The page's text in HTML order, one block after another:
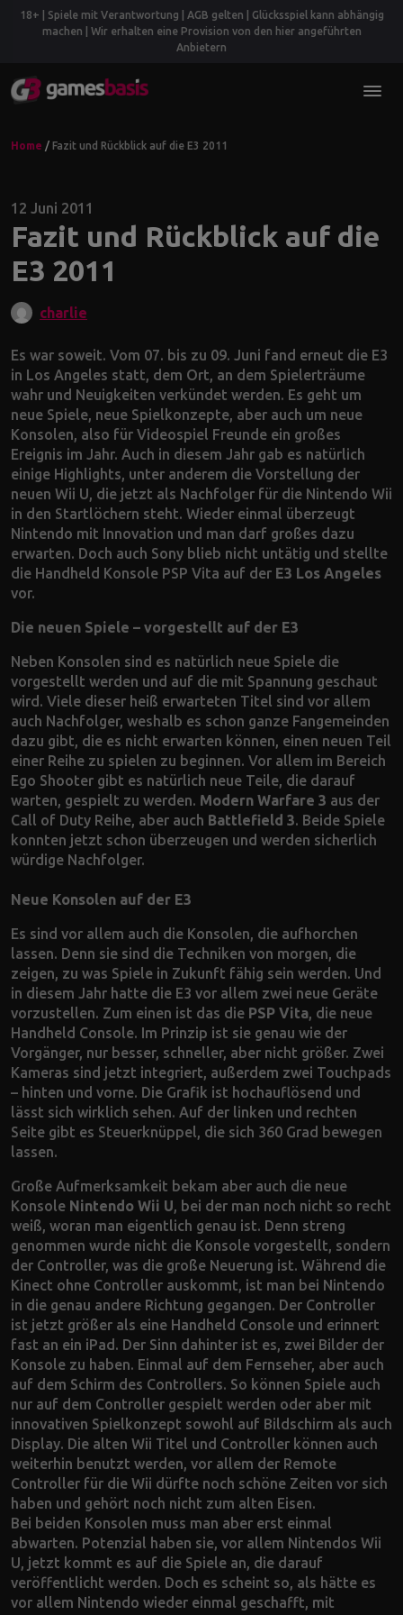
18+ | Spiele mit Verantwortung | AGB gelten | Glücksspiel kann abhängig
machen | Wir erhalten eine Provision von den hier angeführten
Anbietern
Home / Fazit und Rückblick auf die E3 2011
12 Juni 2011
Fazit und Rückblick auf die
E3 2011
charlie
Es war soweit. Vom 07. bis zu 09. Juni fand erneut die E3
in Los Angeles statt, dem Ort, an dem Spielerträume
wahr und Neuigkeiten verkündet werden. Es geht um
neue Spiele, neue Spielkonzepte, aber auch um neue
Konsolen, also für Videospiel Freunde ein großes
Ereignis im Jahr. Auch in diesem Jahr gab es natürlich
einige Highlights, unter anderem die Vorstellung der
neuen Wii U, die jetzt als Nachfolger für die Nintendo Wii
in den Startlöchern steht. Wieder einmal überzeugt
Nintendo mit Innovation und man darf großes dazu
erwarten. Doch auch Sony blieb nicht untätig und stellte
die Handheld Konsole PSP Vita auf der E3 Los Angeles
vor.
Die neuen Spiele – vorgestellt auf der E3
Neben Konsolen sind es natürlich neue Spiele die
vorgestellt werden und auf die mit Spannung geschaut
wird. Viele dieser heiß erwarteten Titel sind vor allem
auch Nachfolger, weshalb es schon ganze Fangemeinden
dazu gibt, die es nicht erwarten können, einen neuen Teil
einer Reihe zu spielen zu beginnen. Vor allem im Bereich
Ego Shooter gibt es natürlich neue Teile, die darauf
warten, gespielt zu werden. Modern Warfare 3 aus der
Call of Duty Reihe, aber auch Battlefield 3. Beide Spiele
konnten jetzt schon überzeugen und werden sicherlich
würdige Nachfolger.
Neue Konsolen auf der E3
Es sind vor allem auch die Konsolen, die aufhorchen
lassen. Denn sie sind die Techniken von morgen, die
zeigen, zu was Spiele in Zukunft fähig sein werden. Und
in diesem Jahr hatte die E3 vor allem zwei neue Geräte
vorzustellen. Zum einen ist das die PSP Vita, die neue
Handheld Console. Im Prinzip ist sie genau wie der
Vorgänger, nur besser, schneller, aber nicht größer. Zwei
Kameras sind jetzt integriert, außerdem zwei Touchpads
– hinten und vorne. Die Grafik ist hochauflösend und
lässt sich wirklich sehen. Auf der linken und rechten
Seite gibt es Steuerknüppel, die sich 360 Grad bewegen
lassen.
Große Aufmerksamkeit bekam aber auch die neue
Konsole Nintendo Wii U, bei der man noch nicht so recht
weiß, woran man eigentlich genau ist. Denn streng
genommen wurde nicht die Konsole vorgestellt, sondern
der Controller, was die große Neuerung ist. Während die
Kinect ohne Controller auskommt, ist man bei Nintendo
in die genau andere Richtung gegangen. Der Controller
ist jetzt größer als eine Handheld Console und erinnert
fast an ein iPad. Der Sinn dahinter ist es, zwei Bilder der
Konsole zu haben. Einmal auf dem Fernseher, aber auch
auf dem Schirm des Controllers. So können Spiele auch
nur auf dem Controller gespielt werden oder aber mit
innovativen Spielkonzept sowohl auf Bildschirm als auch
Display. Die alten Wii Titel und Controller können auch
weiterhin benutzt werden, vor allem der Remote
Controller für die Wii dürfte noch schöne Zeiten vor sich
haben und gehört noch nicht zum alten Eisen.
Bei beiden Konsolen muss man aber erst einmal
abwarten. Potenzial haben sie, vor allem Nintendos Wii
U, jetzt kommt es auf die Spiele an, die darauf
veröffentlicht werden. Doch es scheint so, als hätte es
vor allem Nintendo wieder einmal geschafft, mit